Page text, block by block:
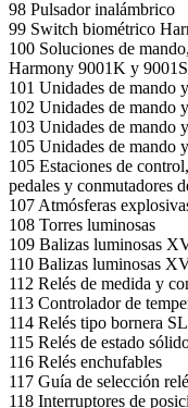
98 Pulsador inalámbrico
99 Switch biométrico
100 Soluciones de
Harmony 9001K y
101 Unidades de mando
102 Unidades de mando
103 Unidades de mando
105 Unidades de mando
105 Estaciones de
pedales y conmutadores
107 Atmósferas
108 Torres luminosas
109 Balizas luminosas
110 Balizas luminosas
112 Relés de medida y
113 Controlador de
114 Relés tipo bornera
115 Relés de estado
116 Relés enchufables
117 Guía de selección
118 Interruptores de